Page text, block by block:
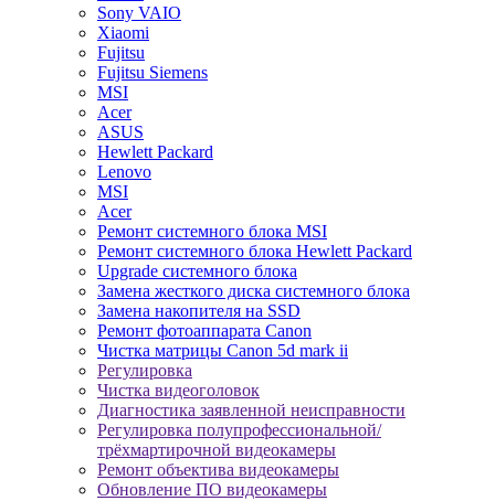
Sony VAIO
Xiaomi
Fujitsu
Fujitsu Siemens
MSI
Acer
ASUS
Hewlett Packard
Lenovo
MSI
Acer
Ремонт системного блока MSI
Ремонт системного блока Hewlett Packard
Upgrade системного блока
Замена жесткого диска системного блока
Замена накопителя на SSD
Ремонт фотоаппарата Canon
Чистка матрицы Canon 5d mark ii
Регулировка
Чистка видеоголовок
Диагностика заявленной неисправности
Регулировка полупрофессиональной/
трёхмартирочной видеокамеры
Ремонт объектива видеокамеры
Обновление ПО видеокамеры